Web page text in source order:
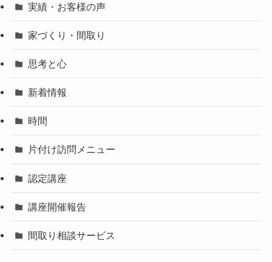
実績・お客様の声
家づくり・間取り
思考と心
新着情報
時間
片付け訪問メニュー
認定講座
講座開催報告
間取り相談サービス